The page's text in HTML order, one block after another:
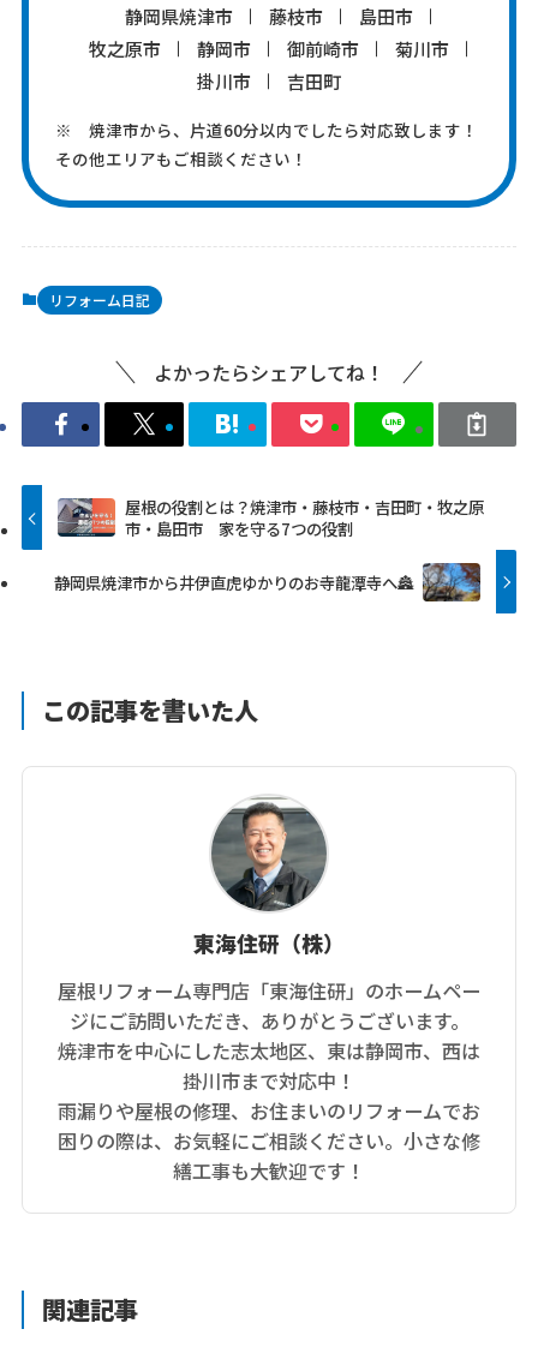
静岡県焼津市 藤枝市
島田市
牧之原市
静岡市 御前崎市
菊川市
掛川市
吉田町
※ 焼津市から、片道60分以内でしたら対応致します！
その他エリアもご相談ください！
リフォーム日記
よかったらシェアしてね！
屋根の役割とは？焼津市・藤枝市・吉田町・牧之原
市・島田市 家を守る7つの役割
静岡県焼津市から井伊直虎ゆかりのお寺龍潭寺へ🏯
この記事を書いた人
東海住研（株）
屋根リフォーム専門店「東海住研」のホームペー
ジにご訪問いただき、ありがとうございます。
焼津市を中心にした志太地区、東は静岡市、西は
掛川市まで対応中！
雨漏りや屋根の修理、お住まいのリフォームでお
困りの際は、お気軽にご相談ください。小さな修
繕工事も大歓迎です！
関連記事